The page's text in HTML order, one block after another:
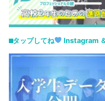
⬛︎タップしてね Instagram